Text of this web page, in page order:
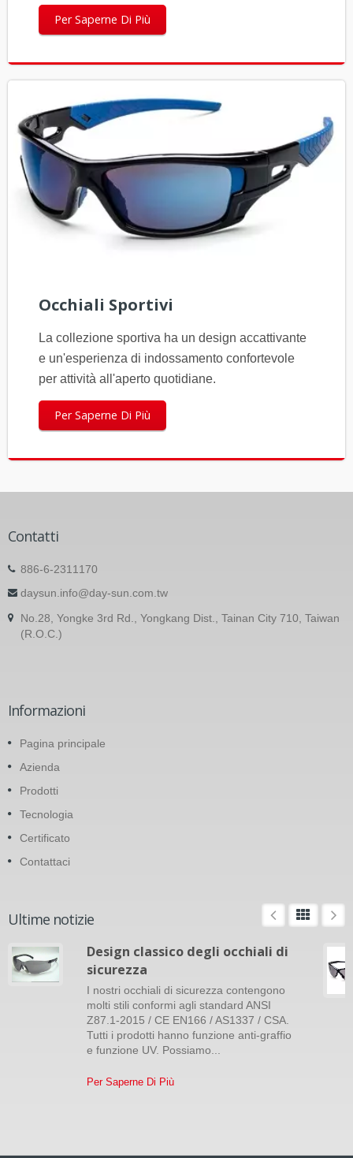
Per Saperne Di Più
Occhiali Sportivi
La collezione sportiva ha un design accattivante
e un'esperienza di indossamento confortevole
per attività all'aperto quotidiane.
Per Saperne Di Più
Contatti
886-6-2311170
daysun.info@day-sun.com.tw
No.28, Yongke 3rd Rd., Yongkang Dist., Tainan City 710, Taiwan
(R.O.C.)
Informazioni
Pagina principale
Azienda
Prodotti
Tecnologia
Certificato
Contattaci
Ultime notizie
Design classico degli occhiali di
sicurezza
I nostri occhiali di sicurezza contengono
molti stili conformi agli standard ANSI
Z87.1-2015 / CE EN166 / AS1337 / CSA.
Tutti i prodotti hanno funzione anti-graffio
e funzione UV. Possiamo...
Per Saperne Di Più